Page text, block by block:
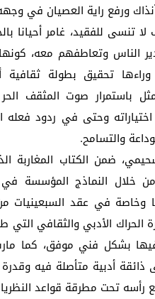
ورفع راية العصيان في
تنسى للفقيد، غامر أحيانا
الناس وتعاطفهم معه،
تحقيق بطولة
باستمرار صوت المثقف الحر
وحتى في ردود
والتسامح.
ضمن الكتاب المغاربة
خلال النماذج المؤسسة في
وخاصة في عقد السبعينيات
الأدبي والثقافي التي
بشكل فني موفق، كما
ذائقة أدبية متأصلة فيه
رأسه تحت مطرقة قواعد